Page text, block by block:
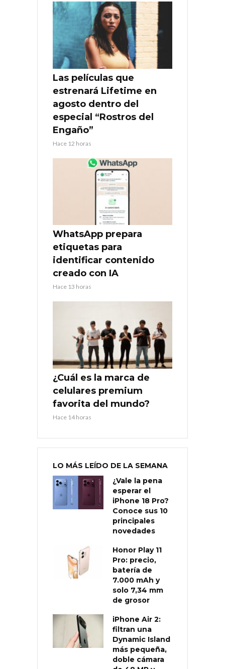
Las películas que
estrenará Lifetime en
agosto dentro del
especial “Rostros del
Engaño”
Hace 12 horas
WhatsApp prepara
etiquetas para
identificar contenido
creado con IA
Hace 13 horas
¿Cuál es la marca de
celulares premium
favorita del mundo?
Hace 14 horas
LO MÁS LEÍDO DE LA SEMANA
¿Vale la pena
esperar el
iPhone 18 Pro?
Conoce sus 10
principales
novedades
Honor Play 11
Pro: precio,
batería de
7.000 mAh y
solo 7,34 mm
de grosor
iPhone Air 2:
filtran una
Dynamic Island
más pequeña,
doble cámara